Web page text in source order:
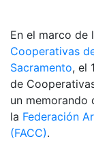
En el marco de
Cooperativas
Sacramento, el
de
un memorando
la Federación
(FACC).